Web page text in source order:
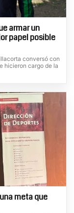
armar un
papel posible
conversó con
hicieron cargo de la
meta que